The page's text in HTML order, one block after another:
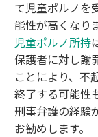
て児童ポルノを
能性が高くなり
児童ポルノ所持
保護者に対し謝
ことにより、不
終了する可能性
刑事弁護の経験
お勧めします。